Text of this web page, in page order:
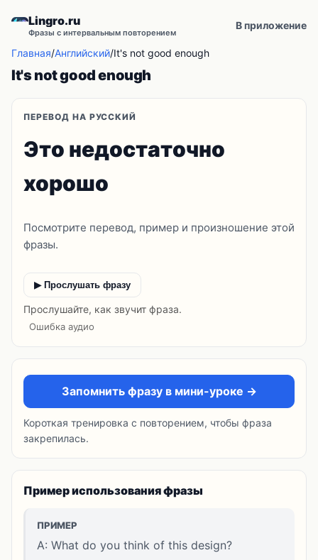
Lingro.ru
Фразы с интервальным повторением
В приложение
Главная/Английский/It's not good enough
It's not good enough
ПЕРЕВОД НА РУССКИЙ
Это недостаточно
хорошо
Посмотрите перевод, пример и произношение этой
фразы.
▶ Прослушать фразу
Прослушайте, как звучит фраза.
Ошибка аудио
Запомнить фразу в мини-уроке →
Короткая тренировка с повторением, чтобы фраза
закрепилась.
Пример использования фразы
ПРИМЕР
A: What do you think of this design?